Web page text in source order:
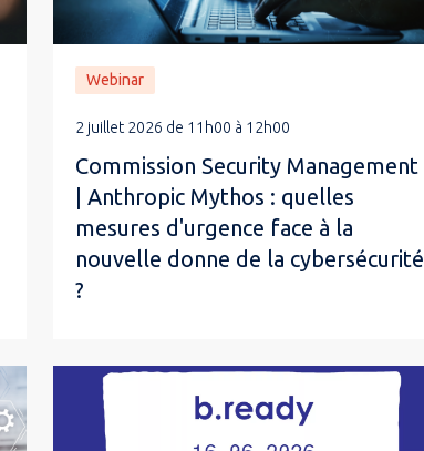
Webinar
2 juillet 2026 de 11h00 à 12h00
Commission Security Management
| Anthropic Mythos : quelles
mesures d'urgence face à la
nouvelle donne de la cybersécurité
?